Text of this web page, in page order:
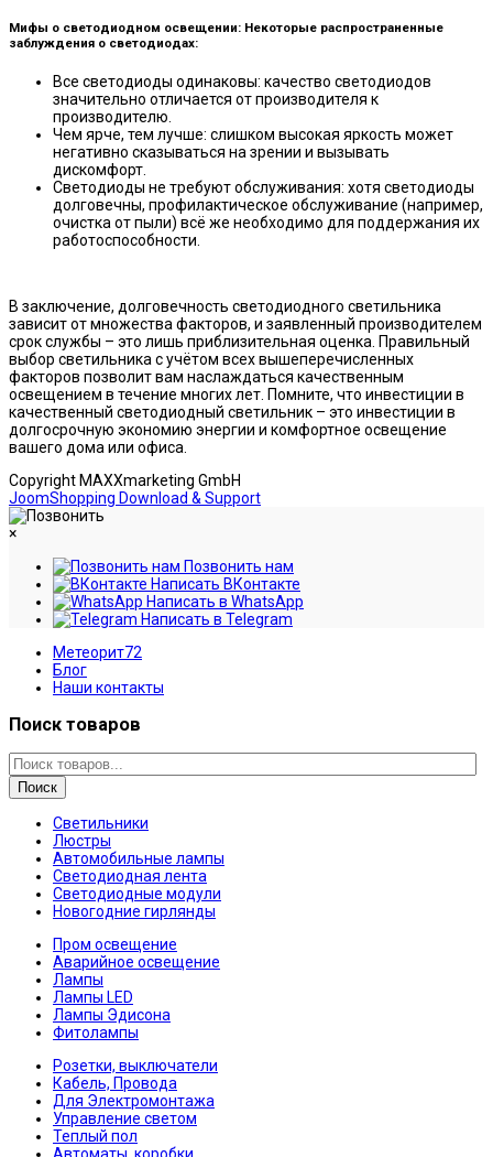
Мифы о светодиодном освещении: Некоторые распространенные
заблуждения о светодиодах:
Все светодиоды одинаковы: качество светодиодов
значительно отличается от производителя к
производителю.
Чем ярче, тем лучше: слишком высокая яркость может
негативно сказываться на зрении и вызывать
дискомфорт.
Светодиоды не требуют обслуживания: хотя светодиоды
долговечны, профилактическое обслуживание (например,
очистка от пыли) всё же необходимо для поддержания их
работоспособности.
В заключение, долговечность светодиодного светильника
зависит от множества факторов, и заявленный производителем
срок службы – это лишь приблизительная оценка. Правильный
выбор светильника с учётом всех вышеперечисленных
факторов позволит вам наслаждаться качественным
освещением в течение многих лет. Помните, что инвестиции в
качественный светодиодный светильник – это инвестиции в
долгосрочную экономию энергии и комфортное освещение
вашего дома или офиса.
Copyright MAXXmarketing GmbH
JoomShopping Download & Support
×
Позвонить нам
Написать ВКонтакте
Написать в WhatsApp
Написать в Telegram
Метеорит72
Блог
Наши контакты
Поиск товаров
Поиск
Светильники
Люстры
Автомобильные лампы
Светодиодная лента
Светодиодные модули
Новогодние гирлянды
Пром освещение
Аварийное освещение
Лампы
Лампы LED
Лампы Эдисона
Фитолампы
Розетки, выключатели
Кабель, Провода
Для Электромонтажа
Управление светом
Теплый пол